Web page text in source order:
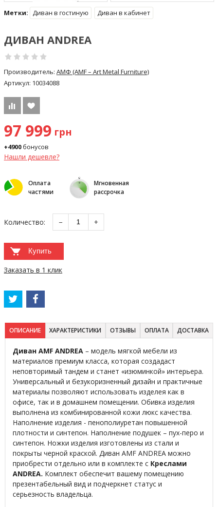
Метки: Диван в гостиную Диван в кабинет
ДИВАН ANDREA
Производитель: АМФ (AMF – Art Metal Furniture)
Артикул: 10034088
97 999 грн
+4900бонусов
Нашли дешевле?
Оплата
частями
Мгновенная
рассрочка
Количество: − +
Купить
Заказать в 1 клик
ОПИСАНИЕ ХАРАКТЕРИСТИКИ ОТЗЫВЫ ОПЛАТА ДОСТАВКА
Диван AMF ANDREA – модель мягкой мебели из
материалов премиум класса, которая создадаст
неповторимый тандем и станет «изюминкой» интерьера.
Универсальный и безукоризненный дизайн и практичные
материалы позволяют использовать изделея как в
офисе, так и в домашнем помещении. Обивка изделия
выполнена из комбинированной кожи люкс качества.
Наполнение изделия - пенополиуретан повышенной
плотности и синтепон. Наполнение подушек – пух-перо и
синтепон. Ножки изделия изготовлены из стали и
покрыты черной краской. Диван AMF ANDREA можно
приобрести отдельно или в комплекте с Креслами
ANDREA. Комплект обеспечит вашему помещению
презентабельный вид и подчеркнет статус и
серьезность владельца.